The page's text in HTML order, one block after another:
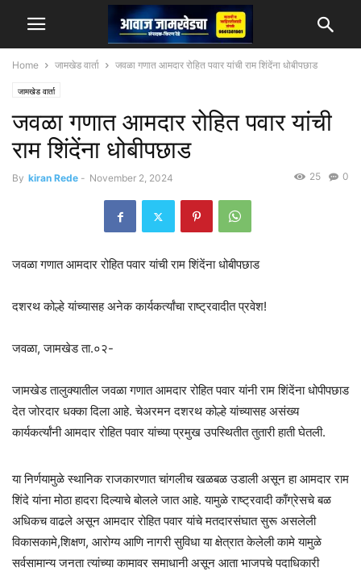
Home जामखेड वार्ता जवळा गणात आमदार रोहित पवार यांची राम शिंदेंना धोबीपछाड
जामखेड वार्ता
जवळा गणात आमदार रोहित पवार यांची
राम शिंदेंना धोबीपछाड
By kiran Rede - November 2, 2024 0
25
जवळा गणात आमदार रोहित पवार यांची राम शिंदेंना धोबीपछाड
दशरथ कोल्हे यांच्यासह अनेक कार्यकर्त्यांचा राष्ट्रवादीत प्रवेश!
जवळा, जामखेड ता.०२-
जामखेड तालुक्यातील जवळा गणात आमदार रोहित पवार यांनी राम शिंदेंना धोपीपछाड
देत जोरदार धक्का दिला आहे. चेअरमन दशरथ कोल्हे यांच्यासह असंख्य
कार्यकर्त्यांनी आमदार रोहित पवार यांच्या प्रमुख उपस्थितीत तुतारी हाती घेतली.
या निर्णयामुळे स्थानिक राजकारणात चांगलीच खळबळ उडाली असून हा आमदार राम
शिंदे यांना मोठा हादरा दिल्याचे बोलले जात आहे. यामुळे राष्ट्रवादी काँग्रेसचे बळ
अधिकच वाढले असून आमदार रोहित पवार यांचे मतदारसंघात सुरू असलेली
विकासकामे,शिक्षण, आरोग्य आणि नागरी सुविधा या क्षेत्रात केलेली कामे यामुळे
सर्वसामान्य जनता त्यांच्या कामावर समाधानी असून आता भाजपचे पदाधिकारी